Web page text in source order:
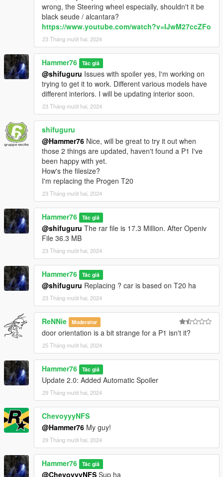
wrong, the Steering wheel especially, shouldn't it be
black seude / alcantara?
https://www.youtube.com/watch?v=IJwM27ccZFo
23 Tháng mười hai, 2024
Hammer76 Tác giả
@shifuguru Issues with spoiler yes, I'm working on
trying to get it to work. Different various models have
different interiors. I will be updating interior soon.
23 Tháng mười hai, 2024
shifuguru
@Hammer76 Nice, will be great to try it out when
those 2 things are updated, haven't found a P1 I've
been happy with yet.
How's the filesize?
I'm replacing the Progen T20
23 Tháng mười hai, 2024
Hammer76 Tác giả
@shifuguru The rar file is 17.3 Million. After Openiv
File 36.3 MB
23 Tháng mười hai, 2024
Hammer76 Tác giả
@shifuguru Replacing ? car is based on T20 ha
23 Tháng mười hai, 2024
ReNNie Moderator
door orientation is a bit strange for a P1 isn't it?
25 Tháng mười hai, 2024
Hammer76 Tác giả
Update 2.0: Added Automatic Spoiler
29 Tháng mười hai, 2024
ChevoyyyNFS
@Hammer76 My guy!
29 Tháng mười hai, 2024
Hammer76 Tác giả
@ChevoyyyNFS Sup ha